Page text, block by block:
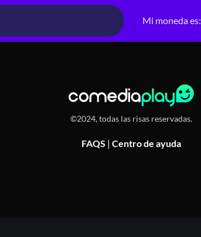
Mi moneda es:
Ñuñoa, Chile
©2024, todas las risas reservadas.
FAQS | Centro de ayuda